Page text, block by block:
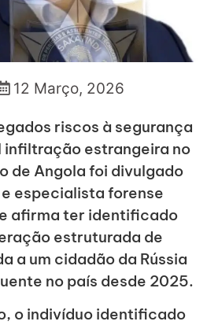
12 Março, 2026
riscos à segurança
infiltração estrangeira no
de Angola foi divulgado
especialista forense
afirma ter identificado
estruturada de
a um cidadão da Rússia
no país desde 2025.
o indivíduo identificado